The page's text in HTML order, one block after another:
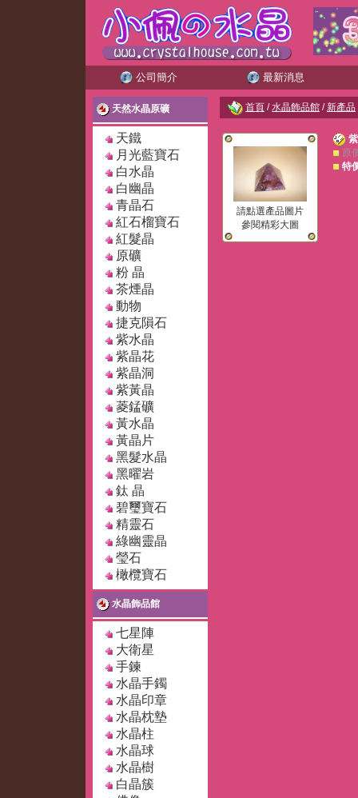
公司簡介 最新消息
天然水晶原礦
天鐵
月光藍寶石
白水晶
白幽晶
青晶石
紅石榴寶石
紅髮晶
原礦
粉 晶
茶煙晶
動物
捷克隕石
紫水晶
紫晶花
紫晶洞
紫黃晶
菱錳礦
黃水晶
黃晶片
黑髮水晶
黑曜岩
鈦 晶
碧璽寶石
精靈石
綠幽靈晶
瑩石
橄欖寶石
水晶飾品館
七星陣
大衛星
手鍊
水晶手鐲
水晶印章
水晶枕墊
水晶柱
水晶球
水晶樹
白晶簇
首頁 /水晶飾品館 /新產品
請點選產品圖片
參閱精彩大圖
原
特